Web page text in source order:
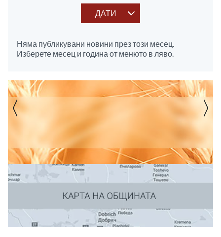
ДАТИ
Няма публикувани новини през този месец.
Изберете месец и година от менюто в ляво.